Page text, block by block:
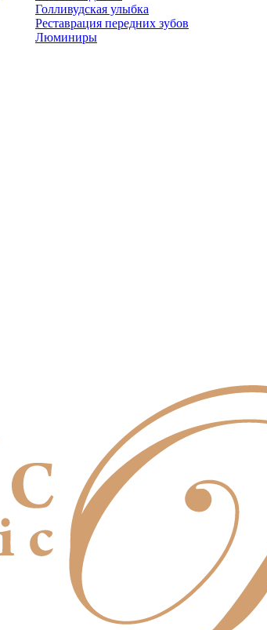
Голливудская улыбка
Реставрация передних зубов
Люминиры